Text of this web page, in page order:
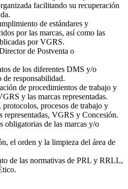
facilitando su recuperación
de estándares y
por las marcas, así como las
por VGRS.
de Postventa o
de los diferentes DMS y/o
de responsabilidad.
de procedimientos de trabajo y
y las marcas representadas.
procesos de trabajo y
representadas, VGRS y Concesión.
obligatorias de las marcas y/o
el orden y la limpieza del área de
de las normativas de PRL y RRLL,